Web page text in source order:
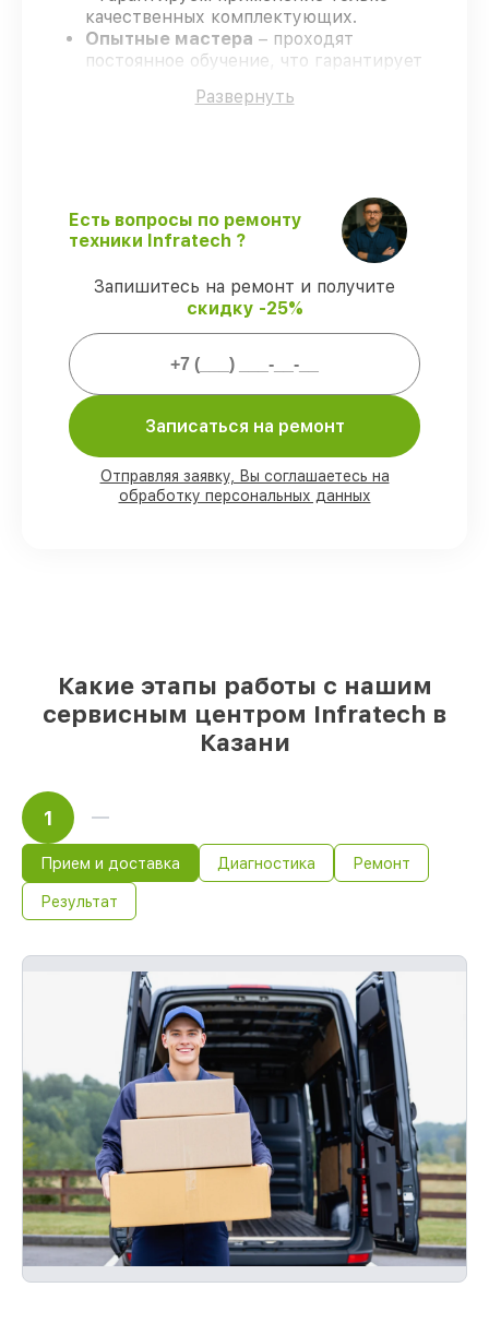
качественных комплектующих.
Опытные мастера – проходят
постоянное обучение, что гарантирует
Соблюдаем сроки ремонта
защищены официальной гарантией
Infratech.
Мы гарантируем:
заказов проводим в вашем
90%
деталей Infratech есть в наличии в
мастерской или на складе в Казани,
Подлинные запчасти Infratech и
надёжные аналоги– с учётом любых
Развернуть
Есть вопросы по ремонту
техники Infratech ?
Запишитесь на ремонт и получите
скидку -25%
Записаться на ремонт
Отправляя заявку, Вы соглашаетесь на
обработку персональных данных
Какие этапы работы с нашим
сервисным центром Infratech в
Казани
1
Прием и доставка Диагностика Ремонт
Результат